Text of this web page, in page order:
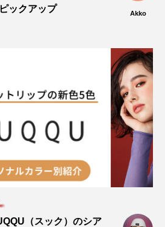
ックアップ
Akko
（スック）のシア